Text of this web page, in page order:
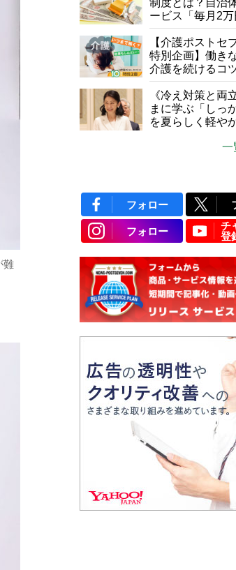
難
制度とは？自治
ービス「毎月2万
される」ケース
説】
【介護ポストセ
特別企画】働き
介護を続けるコ
10年以上続くこ
のフェーズに分
みよう」【社会
説】
《冷え対策と両
まに学ぶ「しっ
を夏らしく軽や
一
フォロー
フォロー
チ
登